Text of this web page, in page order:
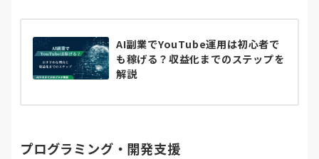
AI副業でYouTube運用は初心者で
も稼げる？収益化までのステップを
解説
プログラミング・開発支援